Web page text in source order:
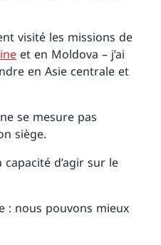
visité les missions de
et en Moldova – j’ai
en Asie centrale et
se mesure pas
siège.
d’agir sur le
: nous pouvons mieux